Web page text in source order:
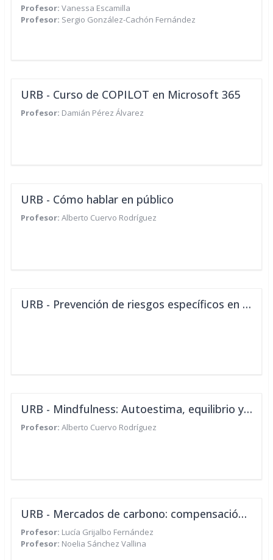
Profesor: Vanessa Escamilla
Profesor: Sergio González-Cachón Fernández
URB - Curso de COPILOT en Microsoft 365
Profesor: Damián Pérez Álvarez
URB - Cómo hablar en público
Profesor: Alberto Cuervo Rodríguez
URB - Prevención de riesgos específicos en tu puesto de trabajo - Aula Virtual
URB - Mindfulness: Autoestima, equilibrio y bienestar
Profesor: Alberto Cuervo Rodríguez
URB - Mercados de carbono: compensación de emisiones
Profesor: Lucía Grijalbo Fernández
Profesor: Noelia Sánchez Vallina